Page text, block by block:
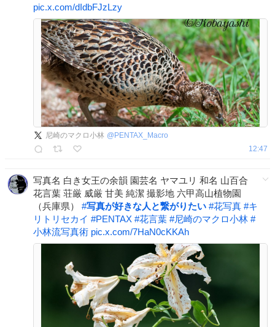
pic.x.com/dIdbFJzLzy
尼崎のマクロ小林 @ PENTAX_Macro
12:47
写真名 白き女王の余韻 園芸名 ヤマユリ 和名 山百合
花言葉 荘厳 威厳 甘美 純潔 撮影地 六甲高山植物園
（兵庫県） #写真が好きな人と繋がりたい #花写真 #キ
リトリセカイ #PENTAX #花言葉 #尼崎のマクロ小林 #
小林流写真術 pic.x.com/7HaN0cKKAh